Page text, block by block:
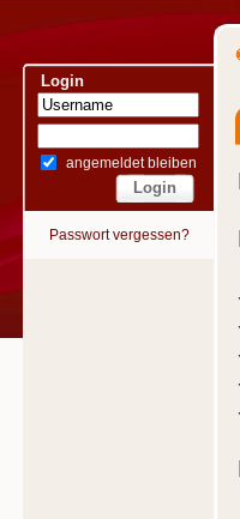
Login
angemeldet bleiben
Passwort vergessen?